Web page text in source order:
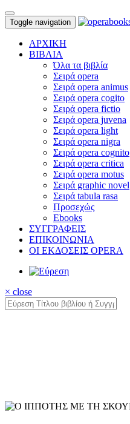
Toggle navigation
ΑΡΧΙΚΗ
ΒΙΒΛΙΑ
Όλα τα βιβλία
Σειρά opera
Σειρά opera animus
Σειρά opera cogito
Σειρά opera fictio
Σειρά opera juvena
Σειρά opera light
Σειρά opera nigra
Σειρά opera cognito
Σειρά opera critica
Σειρά opera motus
Σειρά graphic novel
Σειρά tabula rasa
Προσεχώς
Ebooks
ΣΥΓΓΡΑΦΕΙΣ
ΕΠΙΚΟΙΝΩΝΙΑ
ΟΙ ΕΚΔΟΣΕΙΣ OPERA
× close